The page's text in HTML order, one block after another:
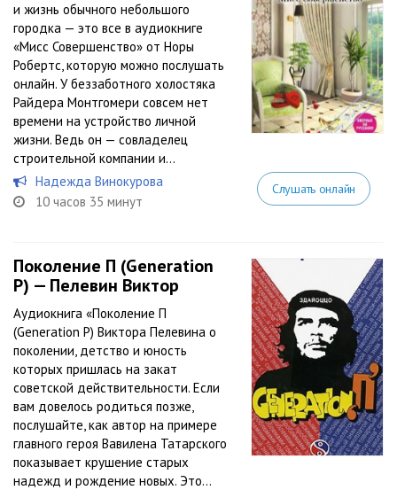
и жизнь обычного небольшого
городка — это все в аудиокниге
«Мисс Совершенство» от Норы
Робертс, которую можно послушать
онлайн. У беззаботного холостяка
Райдера Монтгомери совсем нет
времени на устройство личной
жизни. Ведь он — совладелец
строительной компании и...
Надежда Винокурова
10 часов 35 минут
Слушать онлайн
Поколение П (Generation
P) — Пелевин Виктор
Аудиокнига «Поколение П
(Generation P) Виктора Пелевина о
поколении, детство и юность
которых пришлась на закат
советской действительности. Если
вам довелось родиться позже,
послушайте, как автор на примере
главного героя Вавилена Татарского
показывает крушение старых
надежд и рождение новых. Это...